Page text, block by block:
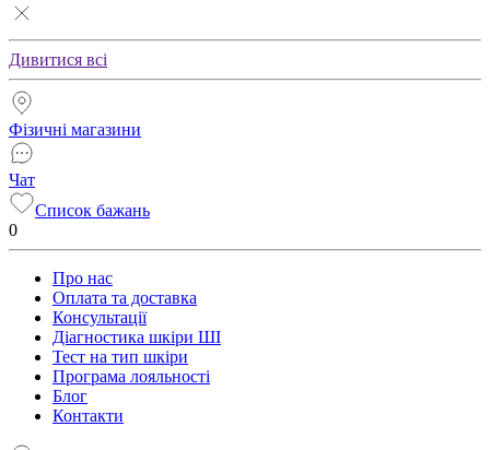
Дивитися всі
Фізичні магазини
Чат
Список бажань
0
Про нас
Оплата та доставка
Консультації
Діагностика шкіри ШІ
Тест на тип шкіри
Програма лояльності
Блог
Контакти